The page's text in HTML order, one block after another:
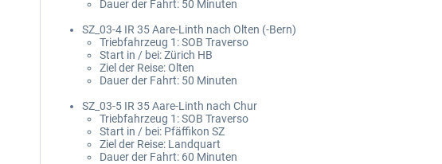
Dauer der Fahrt: 50 Minuten
SZ_03-4 IR 35 Aare-Linth nach Olten (-Bern)
Triebfahrzeug 1: SOB Traverso
Start in / bei: Zürich HB
Ziel der Reise: Olten
Dauer der Fahrt: 50 Minuten
SZ_03-5 IR 35 Aare-Linth nach Chur
Triebfahrzeug 1: SOB Traverso
Start in / bei: Pfäffikon SZ
Ziel der Reise: Landquart
Dauer der Fahrt: 60 Minuten